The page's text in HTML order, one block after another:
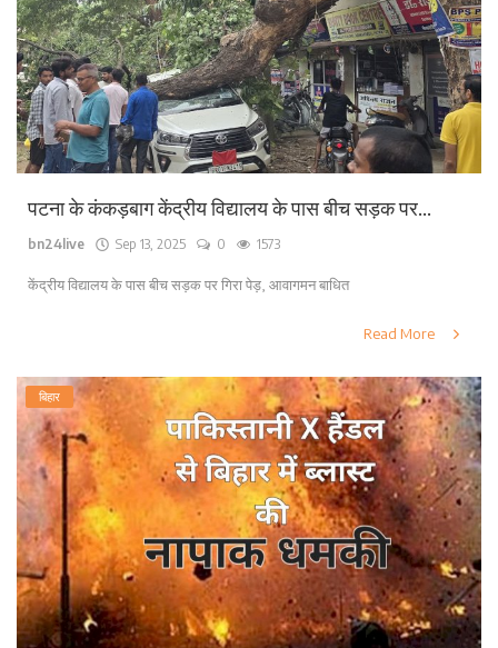
पटना के कंकड़बाग केंद्रीय विद्यालय के पास बीच सड़क पर...
bn24live Sep 13, 2025 0 1573
केंद्रीय विद्यालय के पास बीच सड़क पर गिरा पेड़, आवागमन बाधित
Read More
बिहार